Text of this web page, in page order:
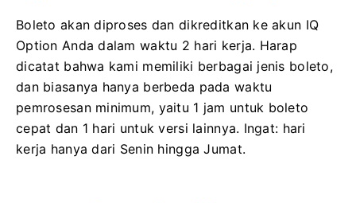
Boleto akan diproses dan dikreditkan ke akun IQ
Option Anda dalam waktu 2 hari kerja. Harap
dicatat bahwa kami memiliki berbagai jenis boleto,
dan biasanya hanya berbeda pada waktu
pemrosesan minimum, yaitu 1 jam untuk boleto
cepat dan 1 hari untuk versi lainnya. Ingat: hari
kerja hanya dari Senin hingga Jumat.